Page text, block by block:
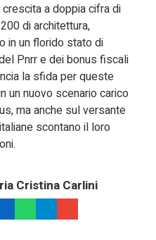
a doppia cifra di
di architettura,
in un florido stato di
Pnrr e dei bonus fiscali
la sfida per queste
un nuovo scenario carico
ma anche sul versante
scontano il loro
Cristina Carlini